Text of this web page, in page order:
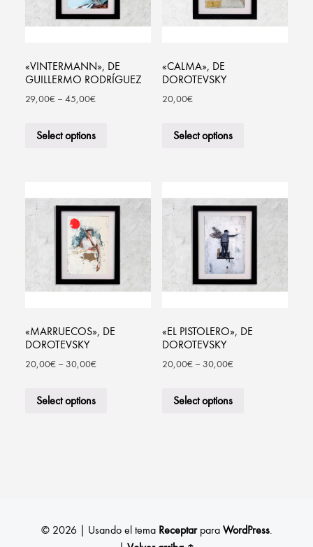
«VINTERMANN», DE
GUILLERMO RODRÍGUEZ
29,00€–45,00€
Select options
«CALMA», DE
DOROTEVSKY
20,00€
Select options
«MARRUECOS», DE
DOROTEVSKY
20,00€– 30,00€
Select options
«EL PISTOLERO», DE
DOROTEVSKY
20,00€– 30,00€
Select options
© 2026 | Usando el tema ReceptarparaWordPress.